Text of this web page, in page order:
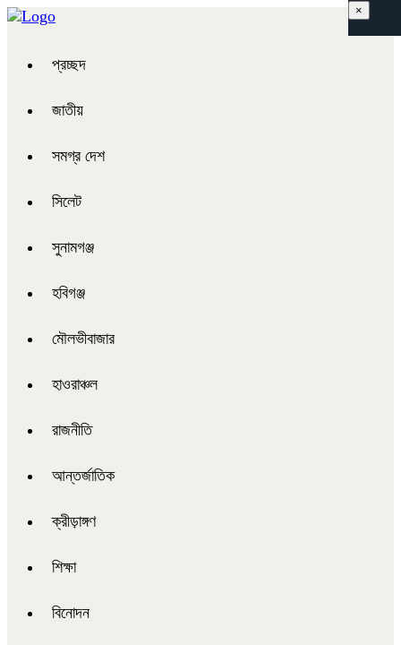
প্রচ্ছদ
জাতীয়
সমগ্র দেশ
সিলেট
সুনামগঞ্জ
হবিগঞ্জ
মৌলভীবাজার
হাওরাঞ্চল
রাজনীতি
আন্তর্জাতিক
ক্রীড়াঙ্গণ
শিক্ষা
বিনোদন
×